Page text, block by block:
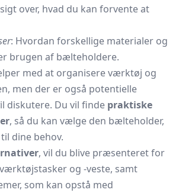
over, hvad du kan forvente at
: Hvordan forskellige materialer og
brugen af bælteholdere.
med at organisere værktøj og
men der er også potentielle
diskutere. Du vil finde praktiske
, så du kan vælge den bælteholder,
dine behov.
, vil du blive præsenteret for
værktøjstasker og -veste, samt
som kan opstå med